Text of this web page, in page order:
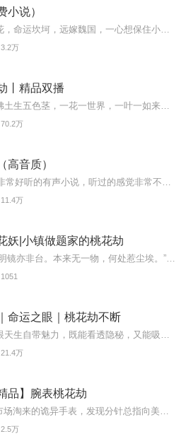
小说）
3.2万
丨精品双播
70.2万
高音质）
11.4万
妖|小镇做题家的桃花劫
1051
命运之眼｜桃花劫不断
21.4万
品】腕表桃花劫
2.5万